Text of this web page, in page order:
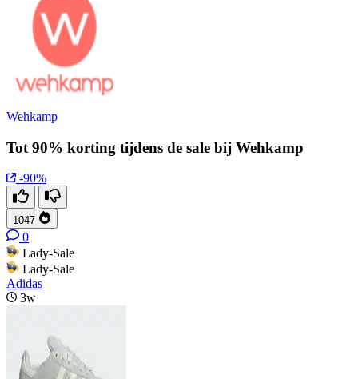
Wehkamp
Tot 90% korting tijdens de sale bij Wehkamp
-90%
1047
0
Lady-Sale
Lady-Sale
Adidas
3w